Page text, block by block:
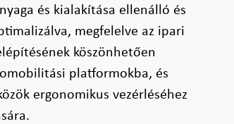
és kialakítása ellenálló és
megfelelve az ipari
köszönhetően
platformokba, és
ergonomikus vezérléséhez